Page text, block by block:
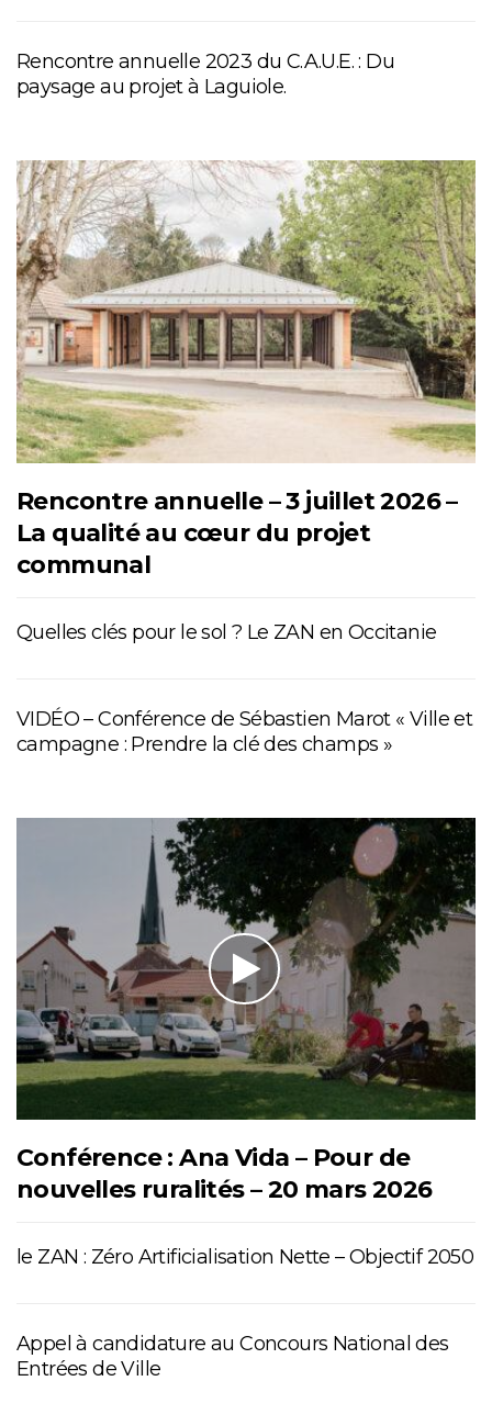
Rencontre annuelle 2023 du C.A.U.E. : Du
paysage au projet à Laguiole.
Rencontre annuelle – 3 juillet 2026 –
La qualité au cœur du projet
communal
Quelles clés pour le sol ? Le ZAN en Occitanie
VIDÉO – Conférence de Sébastien Marot « Ville et
campagne : Prendre la clé des champs »
Conférence : Ana Vida – Pour de
nouvelles ruralités – 20 mars 2026
le ZAN : Zéro Artificialisation Nette – Objectif 2050
Appel à candidature au Concours National des
Entrées de Ville